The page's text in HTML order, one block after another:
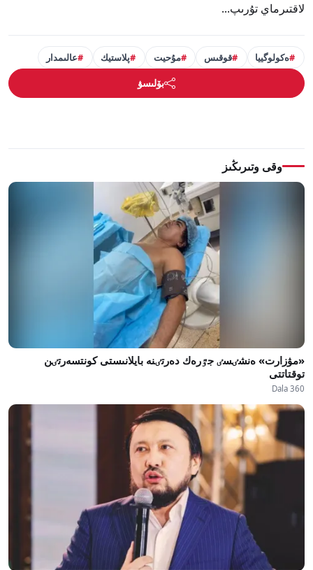
لاقتىرماي تۇرىپ...
ەكولوگييا قوقىس مۇحيت پلاستيك عالىمدار
بۆلىسۋ
وقى وتىرىڭىز
«مۋزارت» ەنشٸسٸ جٷرەك دەرتٸنە بايلانىستى كونتسەرتٸن
توقتاتتى
Dala 360